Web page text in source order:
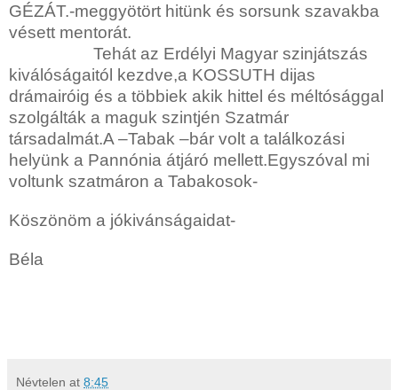
GÉZÁT.-meggyötört hitünk és sorsunk szavakba
vésett mentorát.
Tehát az Erdélyi Magyar szinjátszás
kiválóságaitól kezdve,a KOSSUTH dijas
drámairóig és a többiek akik hittel és méltósággal
szolgálták a maguk szintjén Szatmár
társadalmát.A –Tabak –bár volt a találkozási
helyünk a Pannónia átjáró mellett.Egyszóval mi
voltunk szatmáron a Tabakosok-
Köszönöm a jókivánságaidat-
Béla
Névtelen at 8:45